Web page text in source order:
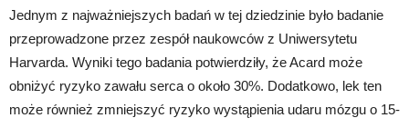
Jednym z najważniejszych badań w tej dziedzinie było badanie
przeprowadzone przez zespół naukowców z Uniwersytetu
Harvarda. Wyniki tego badania potwierdziły, że Acard może
obniżyć ryzyko zawału serca o około 30%. Dodatkowo, lek ten
może również zmniejszyć ryzyko wystąpienia udaru mózgu o 15-